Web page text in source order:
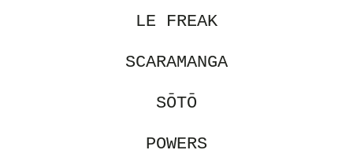
LE FREAK
SCARAMANGA
SŌTŌ
POWERS